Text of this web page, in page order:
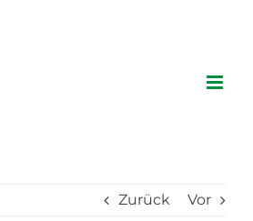
Zurück Vor